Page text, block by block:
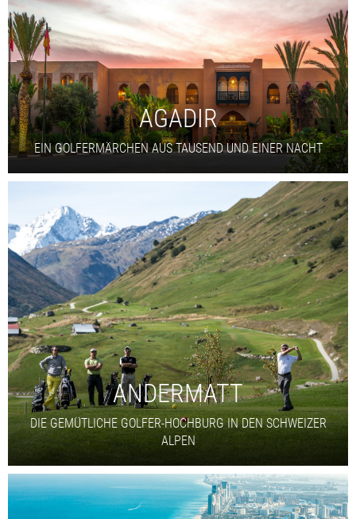
AGADIR
EIN GOLFERMÄRCHEN AUS TAUSEND UND EINER NACHT
ANDERMATT
DIE GEMÜTLICHE GOLFER-HOCHBURG IN DEN SCHWEIZER
ALPEN